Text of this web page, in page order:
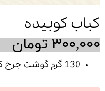
کباب کوبیده
۳۰۰,۰۰۰ تومان
130 گرم گوشت چرخ کرده گوساله و گوسفند